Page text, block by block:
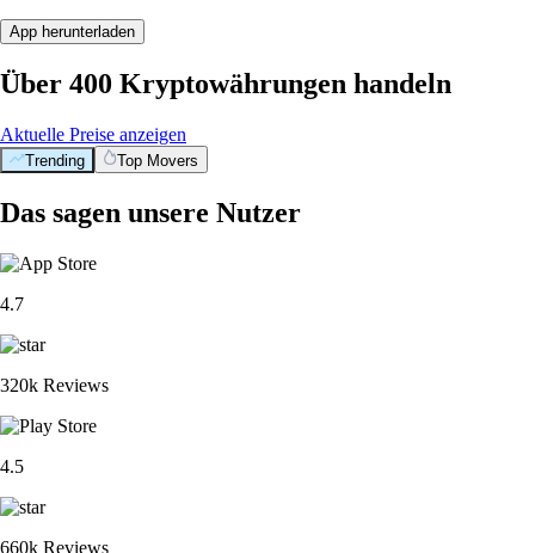
App herunterladen
Über 400 Kryptowährungen handeln
Aktuelle Preise anzeigen
Trending Top Movers
Das sagen unsere Nutzer
4.7
320k Reviews
4.5
660k Reviews